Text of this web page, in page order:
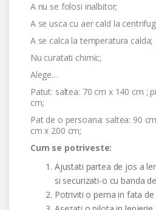
A nu se folosi inalbitor;
A se usca cu aer cald la
A se calca la temperatura calda;
Nu curatati chimic;
Alege…
Patut: saltea: 70 cm x 140 cm ;
cm;
Pat de o persoana: saltea: 90
cm x 200 cm;
Cum se potriveste:
Ajustati partea de jos a
si securizati-o cu banda
Potriviti o perna in fata